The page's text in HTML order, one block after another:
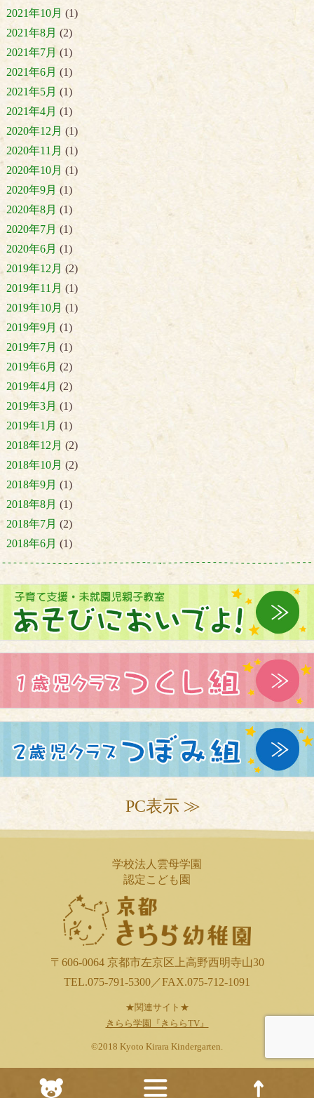
2021年10月 (1)
2021年8月 (2)
2021年7月 (1)
2021年6月 (1)
2021年5月 (1)
2021年4月 (1)
2020年12月 (1)
2020年11月 (1)
2020年10月 (1)
2020年9月 (1)
2020年8月 (1)
2020年7月 (1)
2020年6月 (1)
2019年12月 (2)
2019年11月 (1)
2019年10月 (1)
2019年9月 (1)
2019年7月 (1)
2019年6月 (2)
2019年4月 (2)
2019年3月 (1)
2019年1月 (1)
2018年12月 (2)
2018年10月 (2)
2018年9月 (1)
2018年8月 (1)
2018年7月 (2)
2018年6月 (1)
PC表示 ≫
学校法人雲母学園
認定こども園
〒606-0064 京都市左京区上高野西明寺山30
TEL.075-791-5300／FAX.075-712-1091
★関連サイト★
きらら学園『きららTV』
©2018 Kyoto Kirara Kindergarten.